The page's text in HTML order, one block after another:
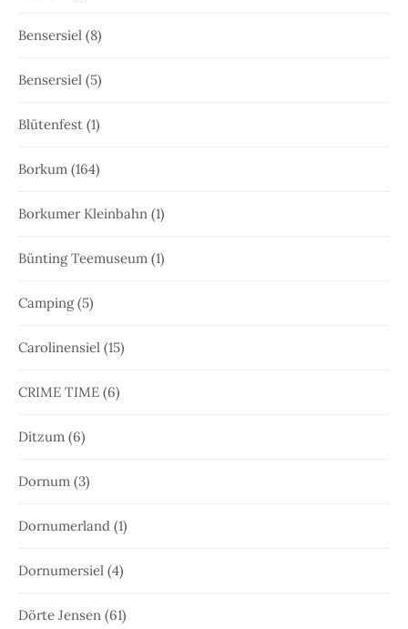
Bensersiel (8)
Bensersiel (5)
Blütenfest (1)
Borkum (164)
Borkumer Kleinbahn (1)
Bünting Teemuseum (1)
Camping(5)
Carolinensiel (15)
CRIME TIME (6)
Ditzum (6)
Dornum (3)
Dornumerland (1)
Dornumersiel (4)
Dörte Jensen (61)